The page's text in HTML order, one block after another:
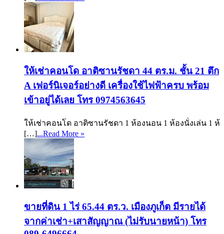
ให้เช่าคอนโด อาติซานรัชดา 44 ตร.ม. ชั้น 21 ตึก
A เฟอร์นิเจอร์อย่างดี เครื่องใช้ไฟฟ้าครบ พร้อม
เข้าอยู่ได้เลย โทร 0974563645
ให้เช่าคอนโด อาติซานรัชดา 1 ห้องนอน 1 ห้องนั่งเล่น 1 ห้
[…]...Read More »
ขายที่ดิน 1 ไร่ 65.44 ตร.ว. เมืองภูเก็ต มีรายได้
จากค่าเช่า+เสาสัญญาณ (ไม่รับนายหน้า) โทร